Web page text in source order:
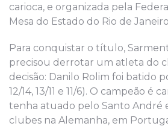
carioca, e organizada pela
Mesa do Estado do Rio de
Para conquistar o título,
precisou derrotar um atleta do
decisão: Danilo Rolim foi batido
12/14, 13/11 e 11/6). O campeão é
tenha atuado pelo Santo André
clubes na Alemanha, em